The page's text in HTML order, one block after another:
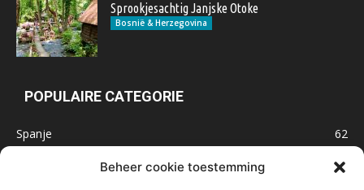
Beheer cookie toestemming
Sprookjesachtig Janjske Otoke
Bosnië & Herzegovina
POPULAIRE CATEGORIE
Spanje
62
47